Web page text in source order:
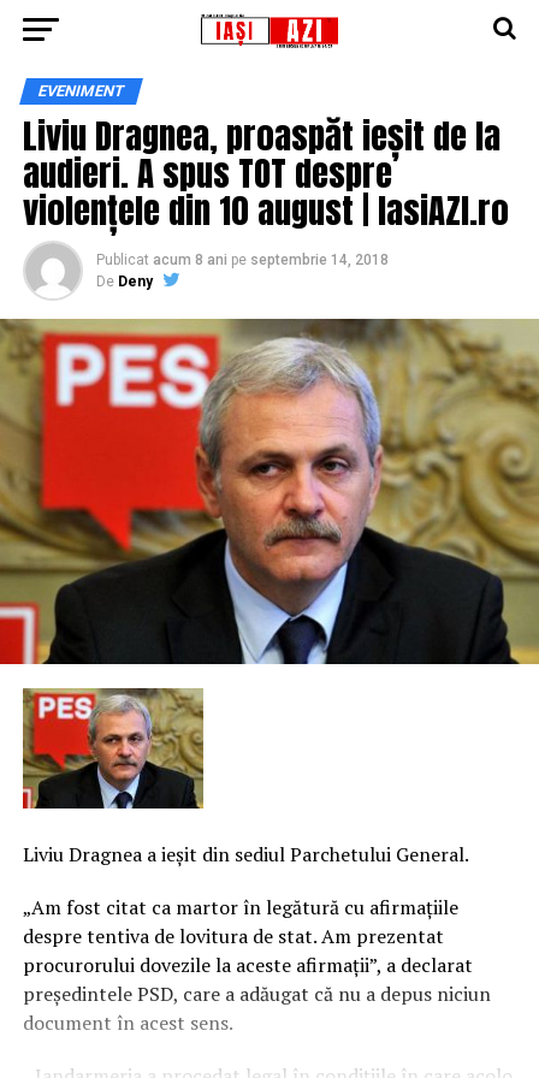
EVENIMENT
Liviu Dragnea, proaspăt ieșit de la
audieri. A spus TOT despre
violențele din 10 august | IasiAZI.ro
Publicat acum 8 ani pe septembrie 14, 2018
De Deny
Liviu Dragnea a ieşit din sediul Parchetului General.
„Am fost citat ca martor în legătură cu afirmaţiile
despre tentiva de lovitura de stat. Am prezentat
procurorului dovezile la aceste afirmaţii”, a declarat
preşedintele PSD, care a adăugat că nu a depus niciun
document în acest sens.